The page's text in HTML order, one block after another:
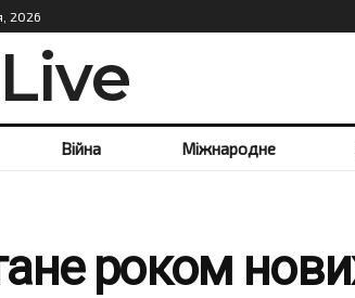
2026
Війна Міжнародне
роком